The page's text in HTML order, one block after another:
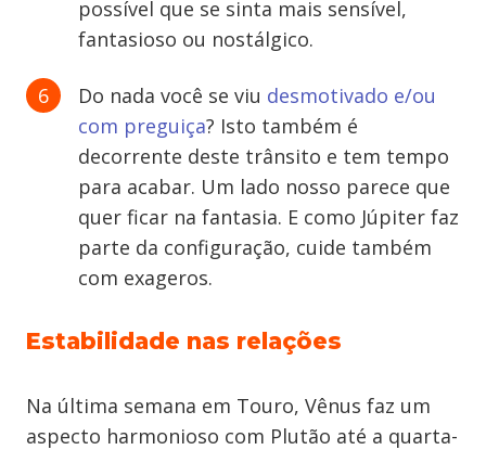
possível que se sinta mais sensível,
fantasioso ou nostálgico.
Do nada você se viu desmotivado e/ou
com preguiça? Isto também é
decorrente deste trânsito e tem tempo
para acabar. Um lado nosso parece que
quer ficar na fantasia. E como Júpiter faz
parte da configuração, cuide também
com exageros.
Estabilidade nas relações
Na última semana em Touro, Vênus faz um
aspecto harmonioso com Plutão até a quarta-